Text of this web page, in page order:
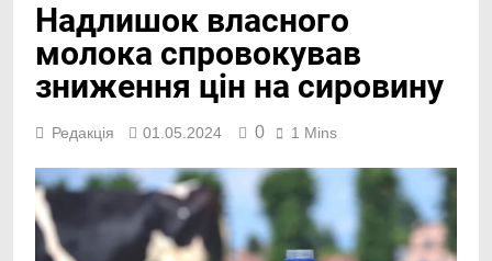
Надлишок власного
молока спровокував
зниження цін на сировину
Редакція 01.05.2024 0 1 Mins